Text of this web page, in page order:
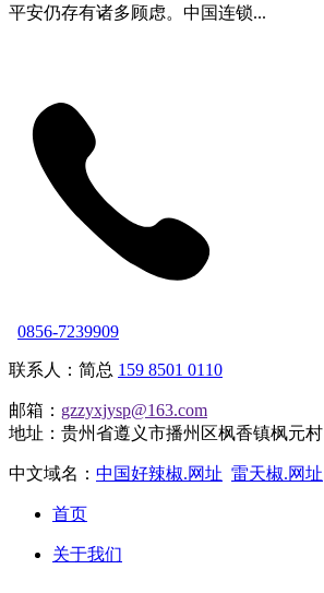
平安仍存有诸多顾虑。中国连锁...
0856-7239909
联系人：简总 159 8501 0110
邮箱： gzzyxjysp@163.com
地址：贵州省遵义市播州区枫香镇枫元村
中文域名： 中国好辣椒.网址 雷天椒.网址
首页
关于我们